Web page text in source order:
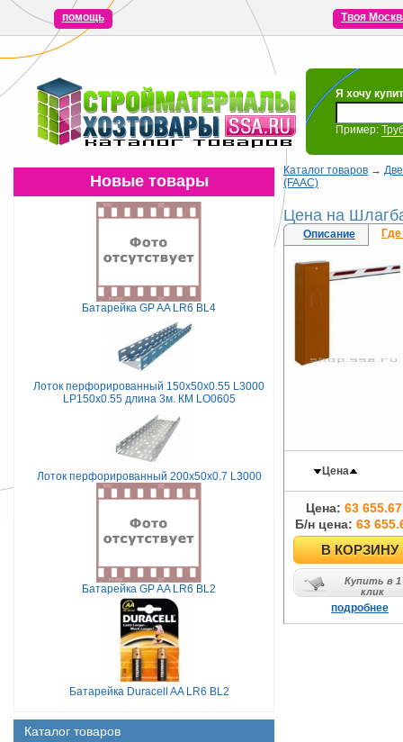
помощь Твоя
Я хочу
Пример:
Новые товары
Батарейка GP AA LR6 BL4
Лоток перфорированный 150х50х0.55 L3000
LP150х0.55 длина 3м. КМ LO0605
Лоток перфорированный 200х50х0.7 L3000
Батарейка GP AA LR6 BL2
Батарейка Duracell AA LR6 BL2
Каталог товаров
Каталог товаров →
(FAAC)
Цена на
Описание
Цена
Цена: 63
Б/н цена: 63
В КОРЗИНУ
Купить в 1
клик
подробнее